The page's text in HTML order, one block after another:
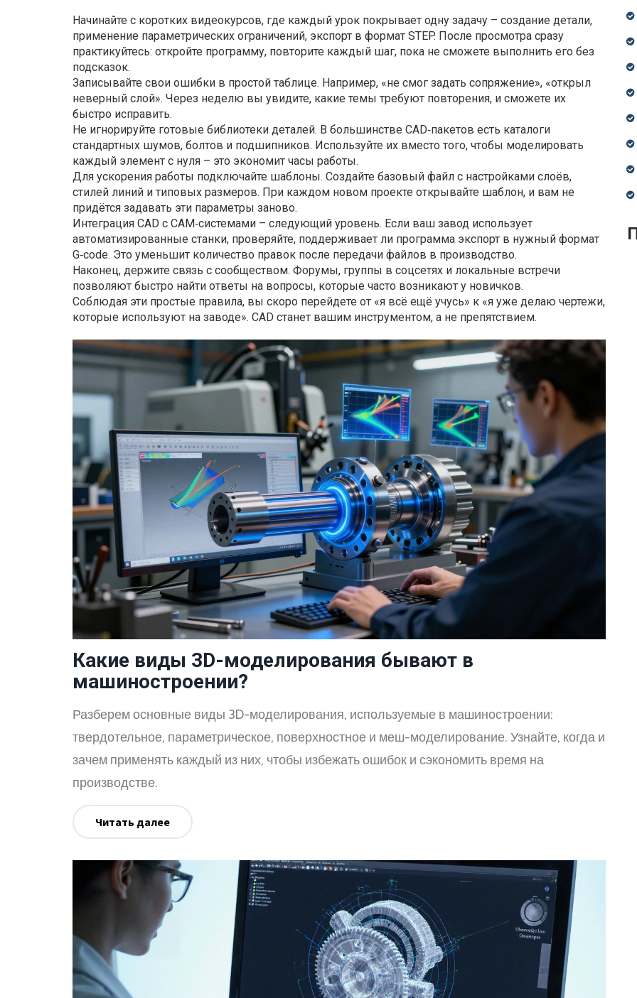
Начинайте с коротких видеокурсов, где каждый урок покрывает одну задачу – создание детали,
применение параметрических ограничений, экспорт в формат STEP. После просмотра сразу
практикуйтесь: откройте программу, повторите каждый шаг, пока не сможете выполнить его без
подсказок.
Записывайте свои ошибки в простой таблице. Например, «не смог задать сопряжение», «открыл
неверный слой». Через неделю вы увидите, какие темы требуют повторения, и сможете их
быстро исправить.
Не игнорируйте готовые библиотеки деталей. В большинстве CAD‑пакетов есть каталоги
стандартных шумов, болтов и подшипников. Используйте их вместо того, чтобы моделировать
каждый элемент с нуля – это экономит часы работы.
Для ускорения работы подключайте шаблоны. Создайте базовый файл с настройками слоёв,
стилей линий и типовых размеров. При каждом новом проекте открывайте шаблон, и вам не
придётся задавать эти параметры заново.
Интеграция CAD с CAM‑системами – следующий уровень. Если ваш завод использует
автоматизированные станки, проверяйте, поддерживает ли программа экспорт в нужный формат
G‑code. Это уменьшит количество правок после передачи файлов в производство.
Наконец, держите связь с сообществом. Форумы, группы в соцсетях и локальные встречи
позволяют быстро найти ответы на вопросы, которые часто возникают у новичков.
Соблюдая эти простые правила, вы скоро перейдете от «я всё ещё учусь» к «я уже делаю чертежи,
которые используют на заводе». CAD станет вашим инструментом, а не препятствием.
Какие виды 3D-моделирования бывают в
машиностроении?
Разберем основные виды 3D-моделирования, используемые в машиностроении:
твердотельное, параметрическое, поверхностное и меш-моделирование. Узнайте, когда и
зачем применять каждый из них, чтобы избежать ошибок и сэкономить время на
производстве.
Читать далее